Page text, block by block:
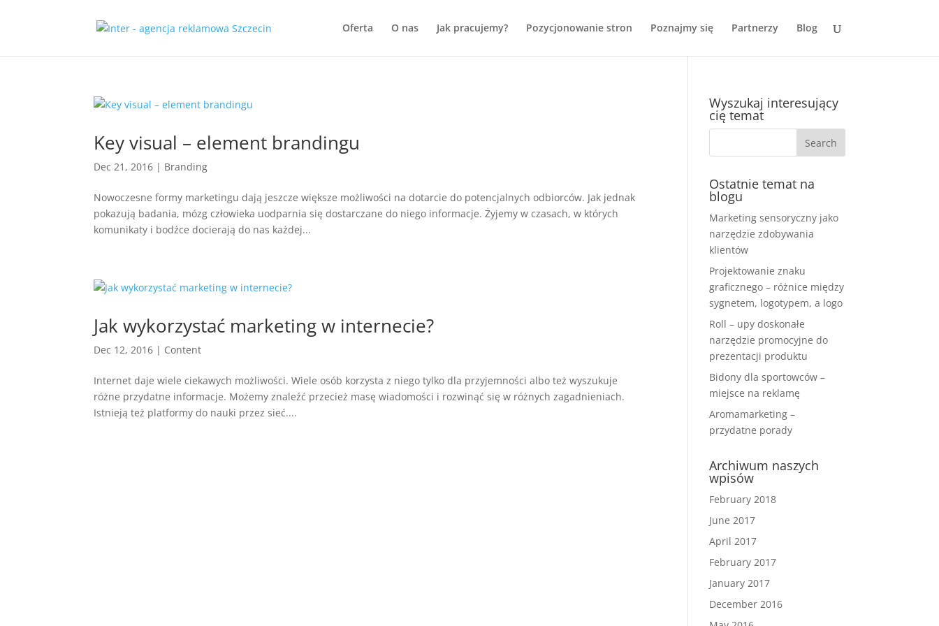
Oferta O nas Jak pracujemy? Pozycjonowanie stron Poznajmy się Partnerzy Blog
Key visual – element brandingu
Dec 21, 2016 | Branding
Nowoczesne formy marketingu dają jeszcze większe możliwości na dotarcie do potencjalnych odbiorców. Jak jednak
pokazują badania, mózg człowieka uodparnia się dostarczane do niego informacje. Żyjemy w czasach, w których
komunikaty i bodźce docierają do nas każdej...
Jak wykorzystać marketing w internecie?
Dec 12, 2016 | Content
Internet daje wiele ciekawych możliwości. Wiele osób korzysta z niego tylko dla przyjemności albo też wyszukuje
różne przydatne informacje. Możemy znaleźć przecież masę wiadomości i rozwinąć się w różnych zagadnieniach.
Istnieją też platformy do nauki przez sieć....
Wyszukaj interesujący
cię temat
Ostatnie temat na
blogu
Marketing sensoryczny jako
narzędzie zdobywania
klientów
Projektowanie znaku
graficznego – różnice między
sygnetem, logotypem, a logo
Roll – upy doskonałe
narzędzie promocyjne do
prezentacji produktu
Bidony dla sportowców –
miejsce na reklamę
Aromamarketing –
przydatne porady
Archiwum naszych
wpisów
February 2018
June 2017
April 2017
February 2017
January 2017
December 2016